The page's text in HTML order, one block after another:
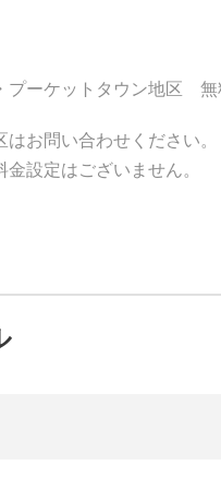
プーケットタウン地区
お問い合わせください。
設定はございません。